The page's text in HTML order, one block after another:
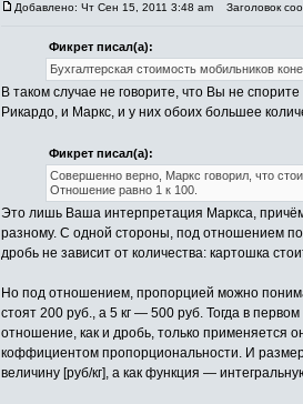
Добавлено: Чт Сен 15, 2011 3:48 am Заголовок
Фикрет писал(а):
Бухгалтерская стоимость мобильников
В таком случае не говорите, что Вы не
Рикардо, и Маркс, и у них обоих большее
Фикрет писал(а):
Совершенно верно, Маркс говорил, что
Отношение равно 1 к 100.
Это лишь Ваша интерпретация Маркса,
разному. С одной стороны, под отношением
дробь не зависит от количества: картошка
Но под отношением, пропорцией можно
стоят 200 руб., а 5 кг — 500 руб. Тогда в
отношение, как и дробь, только применяется
коффициентом пропорциональности. И
величину [руб/кг], а как функция —